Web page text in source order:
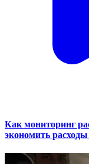
Как мониторинг
экономить